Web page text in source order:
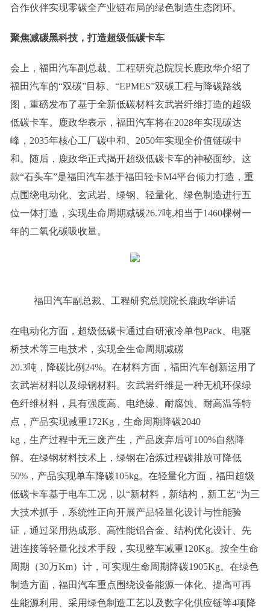
合作伙伴实现零碳全产业链布局的绿色制造生态闭环。
聚焦减碳黑科技，打造超级低碳卡车
会上，福田汽车副总裁、工程研究总院院长鹿政华介绍了
福田汽车的“双碳”目标、“EPMES”双碳工程与降碳路线
图，重磅发布了基于全新低碳材料玄武岩纤维打造的超级
低碳卡车。鹿政华表示，福田汽车将在2028年实现碳达
峰，2035年核心工厂碳中和、2050年实现全价值链碳中
和。随后，鹿政华正式揭开超级低碳卡车的神秘面纱。这
款“石头车”是福田汽车基于福田轻卡M4平台倾力打造，重
点围绕电动化、玄武岩、绿钢、轻量化、绿色制造进行五
位一体打造，实现生命周期减碳26.7吨,相当于1460棵树一
年的二氧化碳吸收量。
福田汽车副总裁、工程研究总院院长鹿政华讲话
在电动化方面，超级低碳卡通过自研液冷单包Pack、电驱
桥技术等三电技术，实现全生命周期减碳
20.3吨，降碳比例24%。在材料方面，福田汽车创新运用了
玄武岩材料以及绿钢材料。玄武岩纤维是一种无机环保绿
色纤维材料，具有强度高、电绝缘、耐腐蚀、耐高温等特
点，产品实现减重172Kg，生命周期降碳2040
kg，生产过程中无三废产生，产品废弃后可100%自然降
解。在绿钢材料技术上，绿钢在冶炼过程碳排放可降低
50%，产品实现单车降碳105kg。在轻量化方面，福田超级
低碳卡车基于电车工况，以“新材料，新结构，新工艺“为三
大技术抓手，系统性正向开展产品轻量化设计与性能验
证，通过采用热成形、高性能铝合金、结构优化设计、先
进连接等轻量化技术手段，实现整车减重120Kg。按全生命
周期（30万Km）计，可实现生命周期降碳1905Kg。在绿色
制造方面，福田汽车重点围绕设备能源一体化、提高可再
生能源利用、采用绿色制造工艺以及数字化供应链等4项降